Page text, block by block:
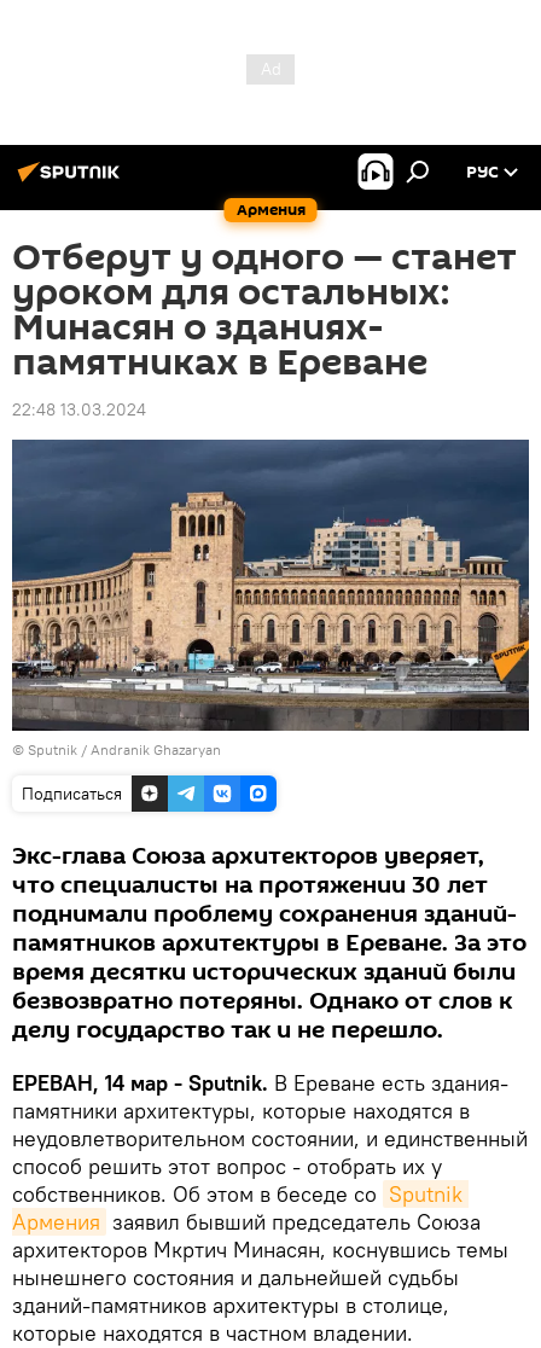
Армения
РУС
Отберут у одного — станет
уроком для остальных:
Минасян о зданиях-
памятниках в Ереване
22:48 13.03.2024
© Sputnik / Andranik Ghazaryan
Подписаться
Экс-глава Союза архитекторов уверяет,
что специалисты на протяжении 30 лет
поднимали проблему сохранения зданий-
памятников архитектуры в Ереване. За это
время десятки исторических зданий были
безвозвратно потеряны. Однако от слов к
делу государство так и не перешло.
ЕРЕВАН, 14 мар - Sputnik. В Ереване есть здания-
памятники архитектуры, которые находятся в
неудовлетворительном состоянии, и единственный
способ решить этот вопрос - отобрать их у
собственников. Об этом в беседе со Sputnik
Армения заявил бывший председатель Союза
архитекторов Мкртич Минасян, коснувшись темы
нынешнего состояния и дальнейшей судьбы
зданий-памятников архитектуры в столице,
которые находятся в частном владении.